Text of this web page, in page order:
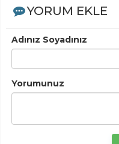
YORUM EKLE
Adınız Soyadınız
Yorumunuz